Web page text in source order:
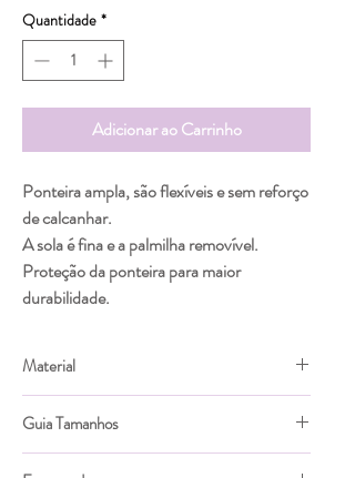
Quantidade *
Adicionar ao Carrinho
Ponteira ampla, são flexíveis e sem reforço
de calcanhar.
A sola é fina e a palmilha removível.
Proteção da ponteira para maior
durabilidade.
Material
Guia Tamanhos